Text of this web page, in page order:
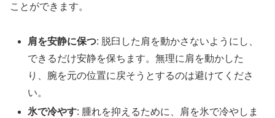
ことができます。
肩を安静に保つ: 脱臼した肩を動かさないようにし、
できるだけ安静を保ちます。無理に肩を動かした
り、腕を元の位置に戻そうとするのは避けてくださ
い。
氷で冷やす: 腫れを抑えるために、肩を氷で冷やしま